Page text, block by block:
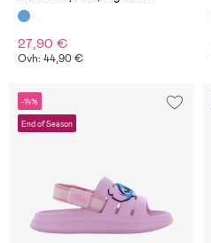
27,90 €
Ovh: 44,90 €
-14%
End of Season